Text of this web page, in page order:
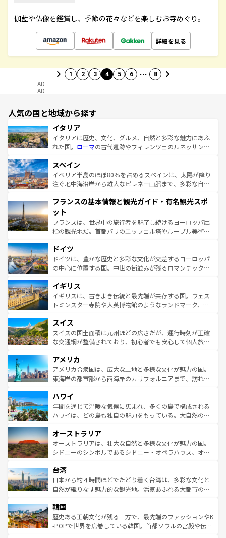
伽藍や仏像を鑑賞し、季節の花々などを楽しむお寺めぐり。
詳細を見る
1 2 3 4 5 6 … 8
AD
AD
人気の国と地域から探す
イタリア
イタリアは歴史、文化、グルメ、自然と多彩な魅力にあふ
れた国。 ローマの古代遺跡やフィレンツェのルネッサンス
ろん、トスカーナの美しい田園風景やアマルフィ海岸の絶
景など、自然景観も見逃せない。観光の合間には、本場の
ピザやパスタなど、絶品のイタリア料理を堪能することも
ませてくれるイタリアで、忘れられない旅をしてみよう！
なお、新着のイタリア情報は
しい。
スペイン
イベリア半島のほぼ80％を占めるスペインは、太陽が降り
注ぐ地中海沿岸から雄大なピレネー山脈まで、多彩な自然
文化が根付くこの国では、情熱的なフラメンコ、熱気あふ
れる闘牛、そして美味しいタパスが生活の一部となってい
る。首都マドリードの洗練された雰囲気や、バルセロナの
アートに溢れた街角から、地方では古代ローマ遺跡や中世
せる。地方によって風土や気候が異なるスペインはその個
性で訪れる人を魅了する。 なお、新着のスペイン情報は コ
ンテンツ一覧を参照してほしい。
フランスの基本情報と観光ガイド・有名観光スポ
ット
フランスは、世界中の旅行者を魅了し続けるヨーロッパ屈
指の観光地だ。首都パリのエッフェル塔やルーブル美術館
で、幅広い魅力が詰まっている。華麗な宮殿、歴史的な大
聖堂、美しいビーチ、そして豊かな自然が、訪れる者を心
から魅了する。また、フランスは美食の国としても知ら
いる。シャンパンの発祥地であるランス、プロヴァンスの
香り高いラベンダー畑など、多彩な楽しみ方が可能だ。さ
らに、パリ以外の地域にも魅力が溢れており、どの街角に
れる地方に足を運ぶとそれぞれで全く異なる文化を体験で
きるだろう。 なお、新着のフランス情報はコンテンツ一覧
を参照してほしい。
ドイツ
ドイツは、豊かな歴史と多彩な文化が交差するヨーロッパ
の中心に位置する国。中世の街並みが残るロマンチック街
顔を持つこの国は、どこを歩いても飽きることがない。ベ
ルリンの文化的活気、バイエルン州のアルプスの絶景、そ
してライン川沿いのワイン畑といった風景は必見。ビール
は、お酒好きな人にはぜひ体験してほしい。 なお、新着の
ドイツ情報はコンテンツ一覧を参照してほしい。
イギリス
イギリスは、古きよき伝統と最先端が共存する国。ウェス
トミンスター寺院や大英博物館のようなランドマーク、歴
リアごとに異なる魅力がある。また、優雅なアフタヌーン
ティー、ビール好きにはたまらない英国パブ、サッカー観
戦など、本場だからこそできる体験も豊富。イギリスを旅
ンツ一覧を参照してほしい。
スイス
スイスの国土面積は九州ほどの広さだが、運行時刻が正確
な交通網が整備されており、初心者でも安心して個人旅行
の建物がそのまま残る町や、スイスならではのユニークな
博物館もあり、アルプス観光だけでなく町歩きも満喫する
ことができる。国民の所得が高いため物価も高いが、旅行
ば市内交通費無料で観光を楽しむこともできる。 なお、新
着のスイス情報はコンテンツ一覧 を参照してほしい。
アメリカ
アメリカ合衆国は、広大な土地と多様な文化が魅力の国。
東海岸の都市部から西海岸のカリフォルニアまで、訪れる
のような巨大都市は、観光、ショッピング、エンターテイ
ンメントが詰まった刺激的なスポットだ。一方、アメリカ
西部には大自然が広がり、グランドキャニオンやイエロー
部のニューオーリンズでは、音楽と美食が融合した独特の
文化が魅力。旅行者はアメリカの各地域で異なる魅力を楽
しみながら、その多様性と豊かな歴史を感じることができ
ならではの贅沢な旅のスタイルだ。 なお、新着のアメリカ
情報はコンテンツ一覧を参照してほしい。
ハワイ
年間を通じて温暖な気候に恵まれ、多くの島で構成される
ハワイは、どの島も独自の魅力をもっている。大自然の神
ワイ島は見逃せない。また、定番の観光地といえばオアフ
島だが、静かな自然を求めるならマウイ島やカウアイ島が
おすすめ。エメラルドグリーンに輝く海をはじめ、豊かな
れるおもてなしの心で訪れる人々を迎えてくれるハワイの
人々、おいしいローカルフードやハワイアンミュージッ
ク、伝統的なフラダンスなど、すべてがハワイの魅力を彩
ワイを、存分に味わってほしい。 なお、新着のハワイ情報
はコンテンツ一覧を参照してほしい。
オーストラリア
オーストラリアは、壮大な自然と多様な文化が魅力の国。
シドニーのシンボルであるシドニー・オペラハウス、オー
リアリーフや大陸中央部にそびえるウルル（エアーズロッ
ク）、タスマニアの美しい原生林やケアンズの熱帯雨林な
ど、見どころがたくさん。また、カフェやワイン、オージ
いる。アクティビティも充実しており、サーフィンやダイ
ビング、ハイキングなど、アウトドア好きにはたまらな
い。オーストラリアの多彩な魅力を存分に味わいつくそ
台湾
日本から約４時間ほどでたどり着く台湾は、多彩な文化と
自然が織りなす魅力的な観光地。活気あふれる大都市の台
ン）、静ひつな山岳地帯である台湾東部など、都市の喧騒
と山間の静けさが共存しており、訪れる人に新しい発見と
驚きをもたらしてくれる。また、奥深い台湾の食文化も魅
韓国
歴史ある王朝文化が残る一方で、最先端のファッションやK
-POPで世界を席巻している韓国。首都ソウルの宮殿や伝統